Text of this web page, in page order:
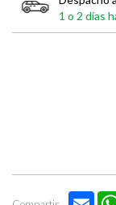
1 o 2 días